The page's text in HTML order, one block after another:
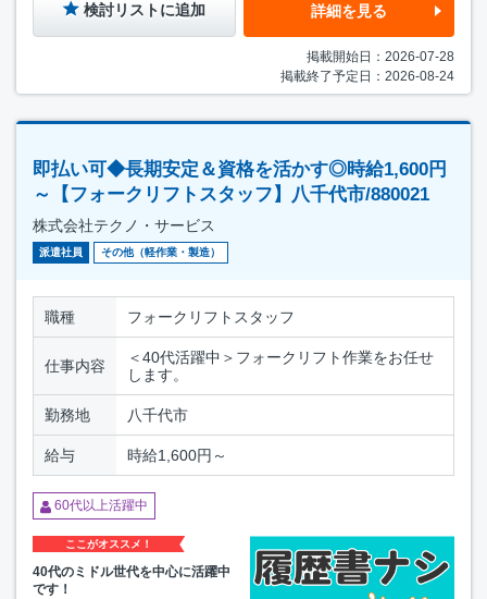
検討リストに追加 詳細を見る
掲載開始日：2026-07-28
掲載終了予定日：2026-08-24
即払い可◆長期安定＆資格を活かす◎時給1,600円
～【フォークリフトスタッフ】八千代市/880021
株式会社テクノ・サービス
派遣社員 その他（軽作業・製造）
職種 フォークリフトスタッフ
仕事内容
＜40代活躍中＞フォークリフト作業をお任せ
します。
勤務地 八千代市
給与 時給1,600円～
60代以上活躍中
ここがオススメ！
40代のミドル世代を中心に活躍中
です！